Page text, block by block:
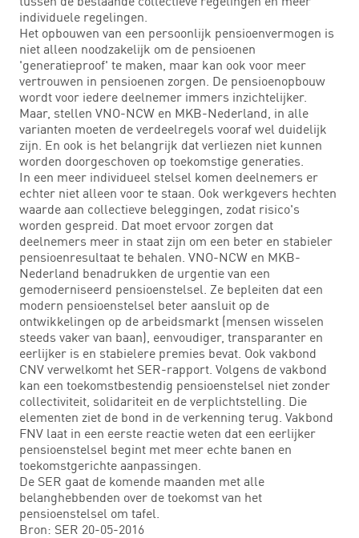
individuele regelingen.
Het opbouwen van een persoonlijk pensioenvermogen is
niet alleen noodzakelijk om de pensioenen
'generatieproof' te maken, maar kan ook voor meer
vertrouwen in pensioenen zorgen. De pensioenopbouw
wordt voor iedere deelnemer immers inzichtelijker.
Maar, stellen VNO-NCW en MKB-Nederland, in alle
varianten moeten de verdeelregels vooraf wel duidelijk
zijn. En ook is het belangrijk dat verliezen niet kunnen
worden doorgeschoven op toekomstige generaties.
In een meer individueel stelsel komen deelnemers er
echter niet alleen voor te staan. Ook werkgevers hechten
waarde aan collectieve beleggingen, zodat risico's
worden gespreid. Dat moet ervoor zorgen dat
deelnemers meer in staat zijn om een beter en stabieler
pensioenresultaat te behalen. VNO-NCW en MKB-
Nederland benadrukken de urgentie van een
gemoderniseerd pensioenstelsel. Ze bepleiten dat een
modern pensioenstelsel beter aansluit op de
ontwikkelingen op de arbeidsmarkt (mensen wisselen
steeds vaker van baan), eenvoudiger, transparanter en
eerlijker is en stabielere premies bevat. Ook vakbond
CNV verwelkomt het SER-rapport. Volgens de vakbond
kan een toekomstbestendig pensioenstelsel niet zonder
collectiviteit, solidariteit en de verplichtstelling. Die
elementen ziet de bond in de verkenning terug. Vakbond
FNV laat in een eerste reactie weten dat een eerlijker
pensioenstelsel begint met meer echte banen en
toekomstgerichte aanpassingen.
De SER gaat de komende maanden met alle
belanghebbenden over de toekomst van het
pensioenstelsel om tafel.
Bron: SER 20-05-2016